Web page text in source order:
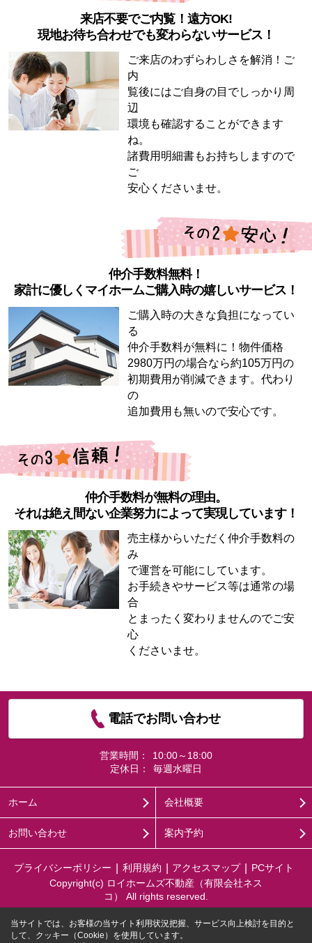
来店不要でご内覧！遠方OK!
現地お待ち合わせでも変わらないサービス！
ご来店のわずらわしさを解消！ご
内
覧後にはご自身の目でしっかり周
辺
環境も確認することができます
ね。
諸費用明細書もお持ちしますので
ご
安心くださいませ。
仲介手数料無料！
家計に優しくマイホームご購入時の嬉しいサービス！
ご購入時の大きな負担になってい
る
仲介手数料が無料に！物件価格
2980万円の場合なら約105万円の
初期費用が削減できます。代わり
の
追加費用も無いので安心です。
仲介手数料が無料の理由。
それは絶え間ない企業努力によって実現しています！
売主様からいただく仲介手数料の
み
で運営を可能にしています。
お手続きやサービス等は通常の場
合
とまったく変わりませんのでご安
心
くださいませ。
電話でお問い合わせ
営業時間：
10:00～18:00
定休日：
毎週水曜日
ホーム 会社概要
お問い合わせ 案内予約
プライバシーポリシー 利用規約 アクセスマップ
PCサイト
Copyright(c) ロイホームズ不動産（有限会社ネス
コ） All rights reserved.
当サイトでは、お客様の当サイト利用状況把握、サービス向上検討を目的と
して、クッキー（Cookie）を使用しています。